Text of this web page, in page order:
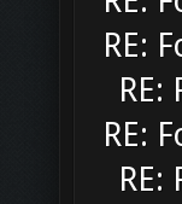
RE:
RE:
RE:
RE: